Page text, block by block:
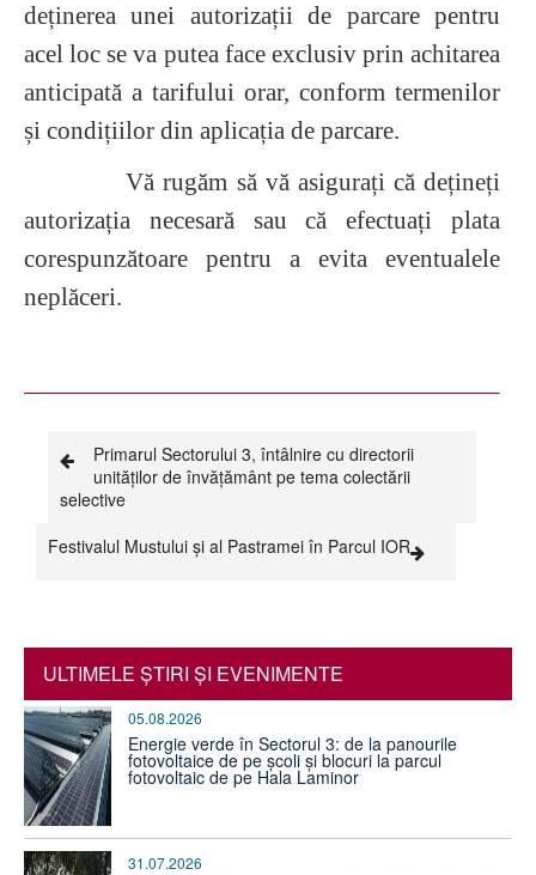
deținerea unei autorizații de parcare pentru
acel loc se va putea face exclusiv prin achitarea
anticipată a tarifului orar, conform termenilor
și condițiilor din aplicația de parcare.
Vă rugăm să vă asigurați că dețineți
autorizația necesară sau că efectuați plata
corespunzătoare pentru a evita eventualele
neplăceri.
Primarul Sectorului 3, întâlnire cu directorii
unităților de învățământ pe tema colectării
selective
Festivalul Mustului și al Pastramei în Parcul IOR
ULTIMELE ŞTIRI ŞI EVENIMENTE
05.08.2026
Energie verde în Sectorul 3: de la panourile
fotovoltaice de pe școli și blocuri la parcul
fotovoltaic de pe Hala Laminor
31.07.2026